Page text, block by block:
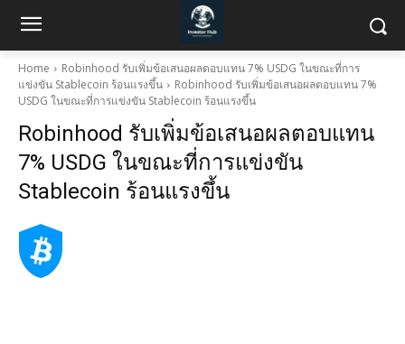
Home
Robinhood รับเพิ่มข้อเสนอผลตอบแทน 7% USDG ในขณะที่การ
แข่งขัน Stablecoin ร้อนแรงขึ้น
Robinhood รับเพิ่มข้อเสนอผลตอบแทน 7%
USDG ในขณะที่การแข่งขัน Stablecoin ร้อนแรงขึ้น
Robinhood รับเพิ่มข้อเสนอผลตอบแทน
7% USDG ในขณะที่การแข่งขัน
Stablecoin ร้อนแรงขึ้น